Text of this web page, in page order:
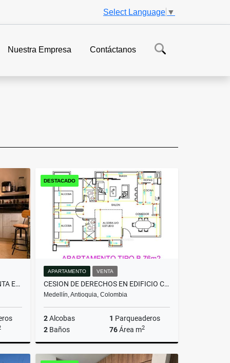
Select Language ▼
Nuestra Empresa Contáctanos
CASA CAMPESTRE PARA LA VENTA EN EL MUNICIPIO DE SABANETA.
DESTACADO
APARTAMENTO VENTA
CESION DE DERECHOS EN EDIFICIO CERCA AL PARQUE DE LA FLORESTA .
Medellín, Antioquia, Colombia
2Alcobas 1 Parqueaderos
2 Baños 76Área m2
Venta